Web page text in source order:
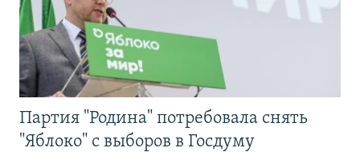
Партия "Родина" потребовала снять
"Яблоко" с выборов в Госдуму